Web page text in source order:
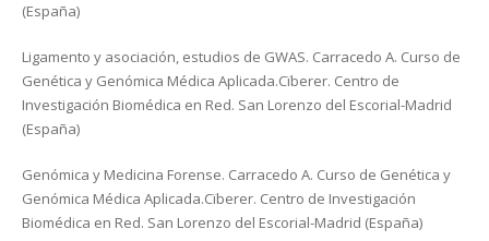
(España)
Ligamento y asociación, estudios de GWAS. Carracedo A. Curso de
Genética y Genómica Médica Aplicada.Cïberer. Centro de
Investigación Biomédica en Red. San Lorenzo del Escorial-Madrid
(España)
Genómica y Medicina Forense. Carracedo A. Curso de Genética y
Genómica Médica Aplicada.Cïberer. Centro de Investigación
Biomédica en Red. San Lorenzo del Escorial-Madrid (España)